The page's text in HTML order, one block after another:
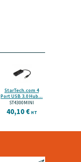
StarTech.com 4
Port USB 3.0 Hub...
ST4300MINI
40,10 € HT